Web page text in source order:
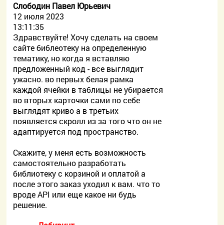
Слободин Павел Юрьевич
12 июля 2023
13:11:35
Здравствуйте! Хочу сделать на своем
сайте библеотеку на определенную
тематику, но когда я вставляю
предложенный код - все выглядит
ужасно. во первых белая рамка
каждой ячейки в таблицы не убирается
во вторых карточки сами по себе
выглядят криво а в третьих
появляется скролл из за того что он не
адаптируется под пространство.
Скажите, у меня есть возможность
самостоятельно разработать
библиотеку с корзиной и оплатой а
после этого заказ уходил к вам. что то
вроде API или еще какое ни будь
решение.